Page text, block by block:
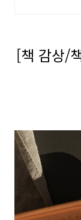
[책 감상/